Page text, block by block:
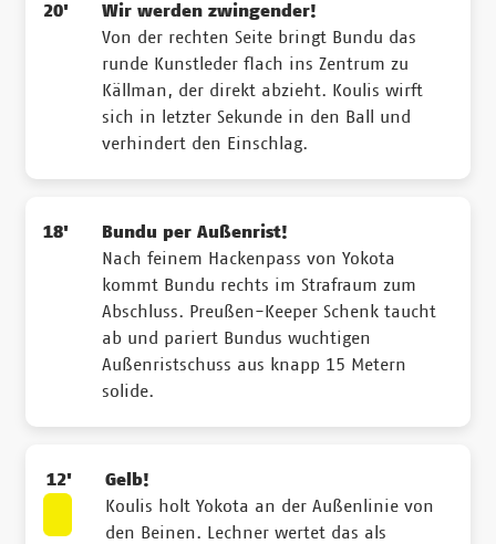
20'
Wir werden zwingender!
Von der rechten Seite bringt Bundu das
runde Kunstleder flach ins Zentrum zu
Källman, der direkt abzieht. Koulis wirft
sich in letzter Sekunde in den Ball und
verhindert den Einschlag.
18'
Bundu per Außenrist!
Nach feinem Hackenpass von Yokota
kommt Bundu rechts im Strafraum zum
Abschluss. Preußen-Keeper Schenk taucht
ab und pariert Bundus wuchtigen
Außenristschuss aus knapp 15 Metern
solide.
12'
Gelb!
Koulis holt Yokota an der Außenlinie von
den Beinen. Lechner wertet das als